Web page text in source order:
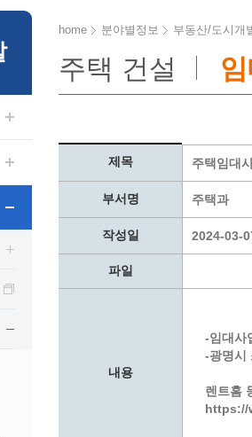
소식지/카카오톡플러스친
반상회보
광명의 상징물
민원조정제도
사전심사청구제
민원1회 방문 처리제
사회취약계층 전용상담창구
폐업신고 간소화서비스
교육정보
평생학습원
취업지원 프로그램 운영
지역맞춤형 일자리 창출 지
노동조합
home 분야별정보 부동산/도시개
주택 건설
제목 주택임대
부서명 주택과
작성일 2024-03-
파일
내용
-임대사
-광명시
렌트홈
https://